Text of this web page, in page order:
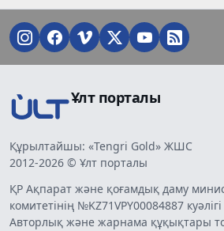
Ұлт порталы
Құрылтайшы: «Tengri Gold» ЖШС
2012-2026 © Ұлт порталы
ҚР Ақпарат және қоғамдық даму
комитетінің №KZ71VPY00084887
Авторлық және жарнама құқықтары